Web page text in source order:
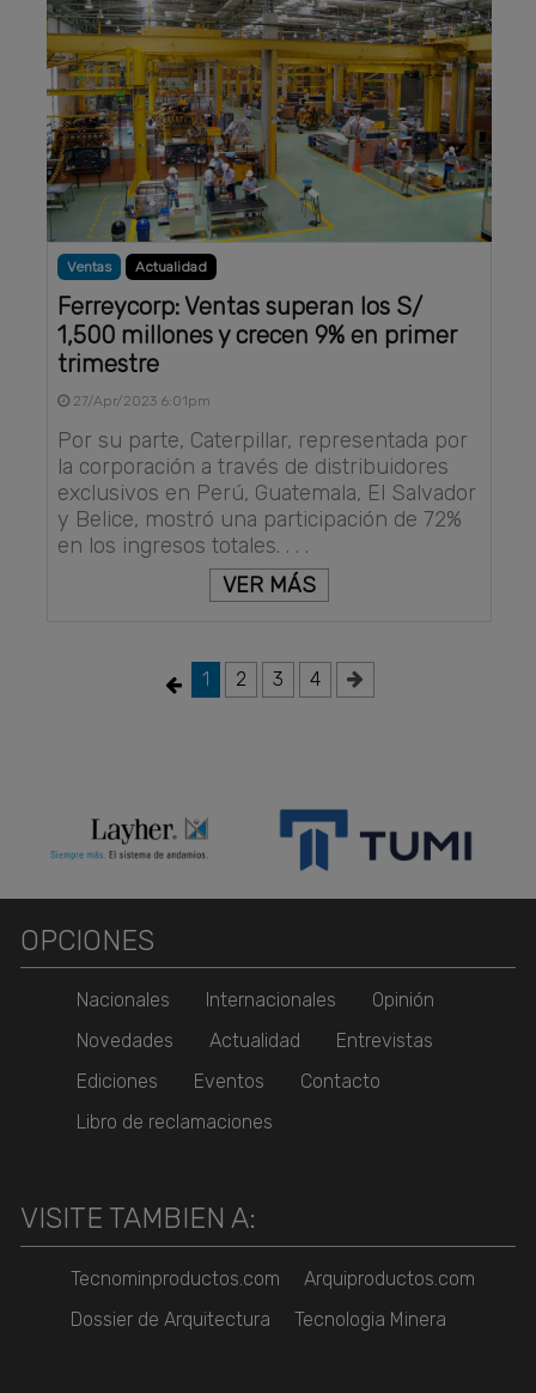
Ventas Actualidad
Ferreycorp: Ventas superan los S/
1,500 millones y crecen 9% en primer
trimestre
27/Apr/2023 6:01pm
Por su parte, Caterpillar, representada por
la corporación a través de distribuidores
exclusivos en Perú, Guatemala, El Salvador
y Belice, mostró una participación de 72%
en los ingresos totales. . . .
VER MÁS
1 2 3 4
OPCIONES
Nacionales Internacionales
Opinión
Novedades
Actualidad
Entrevistas
Ediciones
Eventos
Contacto
Libro de reclamaciones
VISITE TAMBIEN A:
Tecnominproductos.com
Arquiproductos.com
Dossier de Arquitectura
Tecnologia Minera